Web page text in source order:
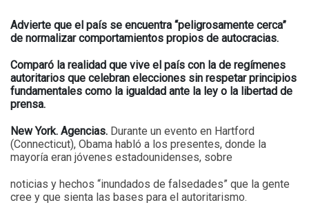
Advierte que el país se encuentra “peligrosamente cerca”
de normalizar comportamientos propios de autocracias.
Comparó la realidad que vive el país con la de regímenes
autoritarios que celebran elecciones sin respetar principios
fundamentales como la igualdad ante la ley o la libertad de
prensa.
New York. Agencias. Durante un evento en Hartford
(Connecticut), Obama habló a los presentes, donde la
mayoría eran jóvenes estadounidenses, sobre
noticias y hechos “inundados de falsedades” que la gente
cree y que sienta las bases para el autoritarismo.